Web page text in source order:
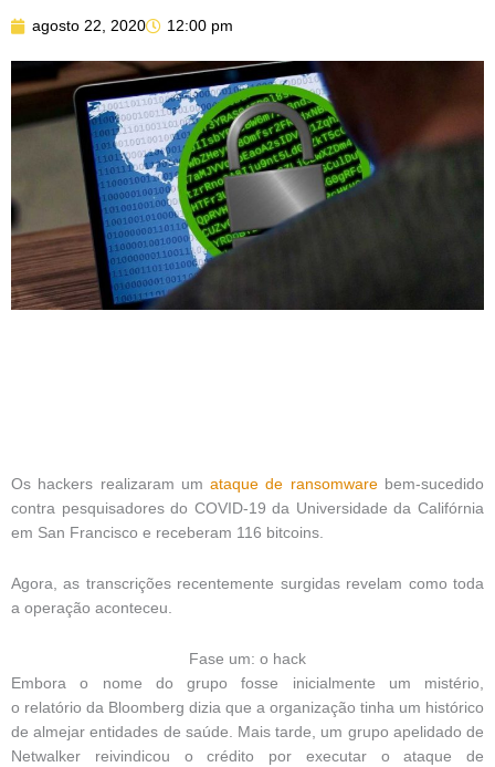
agosto 22, 2020 12:00 pm
Os hackers realizaram umataque de ransomwarebem-sucedido
contra pesquisadores do COVID-19 da Universidade da Califórnia
em San Francisco e receberam 116 bitcoins.
Agora, as transcrições recentemente surgidas revelam como toda
a operação aconteceu.
Fase um: o hack
Embora o nome do grupo fosse inicialmente um mistério,
o relatório da Bloomberg dizia que a organização tinha um histórico
de almejar entidades de saúde. Mais tarde, um grupo apelidado de
Netwalker reivindicou o crédito por executar o ataque de